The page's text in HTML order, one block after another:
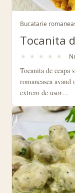
Bucatarie
Tocanita
★ ★ ★ ★ ★
Tocanita de ceapa
romaneasca avand
extrem de usor…